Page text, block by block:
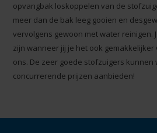
opvangbak loskoppelen van de
meer dan de bak leeg gooien en
vervolgens gewoon met water reinigen.
zijn wanneer jij je het ook gemakkelijker
ons. De zeer goede stofzuigers kunnen
concurrerende prijzen aanbieden!